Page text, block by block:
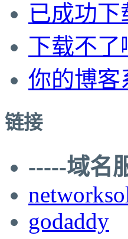
已成功下
下载不了
你的博客
链接
-----域名
godaddy